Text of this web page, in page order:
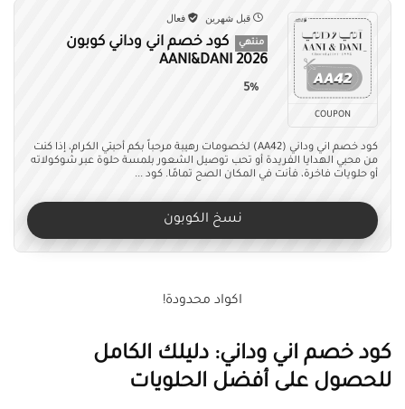
COUPON
قبل شهرين فعال
منتهي
كود خصم اني وداني كوبون
AANI&DANI‎ 2026
5%
كود خصم اني وداني (AA42) لخصومات رهيبة مرحباً بكم أحبتي الكرام، إذا كنت
من محبي الهدايا الفريدة أو تحب توصيل الشعور بلمسة حلوة عبر شوكولاته
أو حلويات فاخرة، فأنت في المكان الصح تمامًا. كود ...
نسخ الكوبون
اكواد محدودة!
كود خصم اني وداني: دليلك الكامل
للحصول على أفضل الحلويات